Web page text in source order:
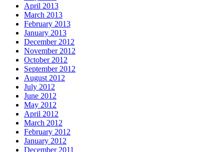
April 2013
March 2013
February 2013
January 2013
December 2012
November 2012
October 2012
September 2012
August 2012
July 2012
June 2012
May 2012
April 2012
March 2012
February 2012
January 2012
December 2011